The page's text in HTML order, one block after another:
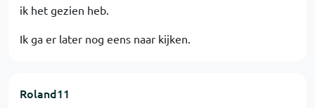
ik het gezien heb.
Ik ga er later nog eens naar kijken.
Roland11